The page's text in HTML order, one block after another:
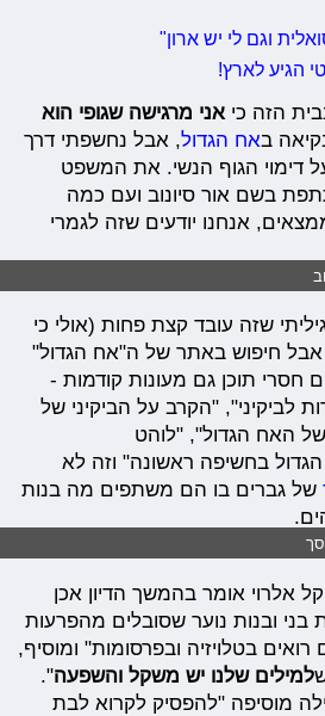
וגם לי יש ארון"
הגיע לארץ!
הזה כיאני מרגישה שגופי הוא
באח הגדול, אבל נחשפתי דרך
על דימוי הגוף הנשי. את המשפט
בשם אור סיונוב ועם כמה
אנחנו יודעים שזה לגמרי
שזה עובד קצת פחות (אולי כי
אבל חיפוש באתר של ה"אח הגדול"
חסרי תוכן גם מעונות קודמות -
לביקיני", "הקרב על הביקיני של
של האח הגדול", "לוהט
בחשיפה ראשונה" וזה לא
של גברים בו הם משתפים מה בנות
אלרוי אומר בהמשך הדיון אכן
בני ובנות נוער שסובלים מהפרעות
בטלויזיה ובפרסומות" ומוסיף,
למילים שלנו יש משקל והשפעה".
מוסיפה "להפסיק לקרוא לבת